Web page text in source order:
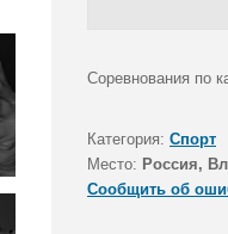
Соревнования по
Категория: Спорт
Место: Россия,
Сообщить об